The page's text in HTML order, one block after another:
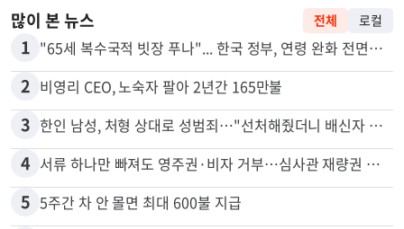
많이 본 뉴스
1
2 비영리 CEO, 노숙자 팔아 2년간 165만불
3 한인 남성, 처형 상대로 성범죄…"선처해줬더니 배신자 취급"
4